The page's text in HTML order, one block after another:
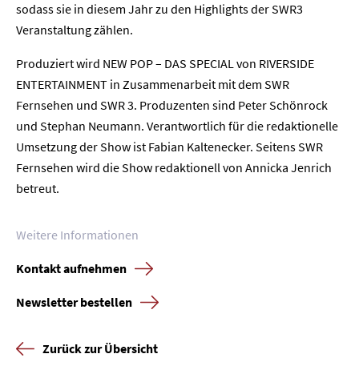
sodass sie in diesem Jahr zu den Highlights der SWR3
Veranstaltung zählen.
Produziert wird NEW POP – DAS SPECIAL von RIVERSIDE
ENTERTAINMENT in Zusammenarbeit mit dem SWR
Fernsehen und SWR 3. Produzenten sind Peter Schönrock
und Stephan Neumann. Verantwortlich für die redaktionelle
Umsetzung der Show ist Fabian Kaltenecker. Seitens SWR
Fernsehen wird die Show redaktionell von Annicka Jenrich
betreut.
Weitere Informationen
Kontakt aufnehmen
Newsletter bestellen
Zurück zur Übersicht
Home
Unternehmen
Presse
Karriere
Kontakt